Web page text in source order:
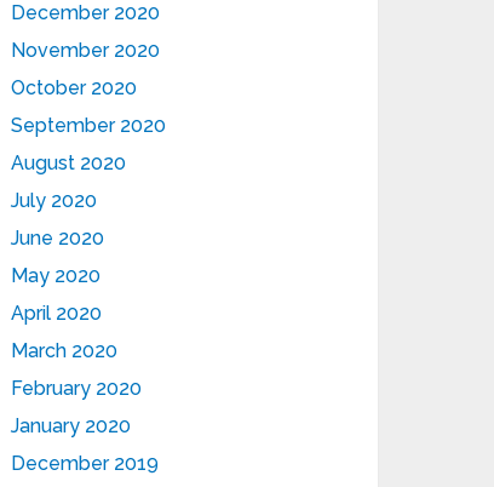
December 2020
November 2020
October 2020
September 2020
August 2020
July 2020
June 2020
May 2020
April 2020
March 2020
February 2020
January 2020
December 2019